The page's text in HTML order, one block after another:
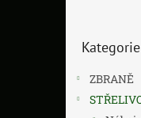
kategorie
Kategorie
ZBRANĚ